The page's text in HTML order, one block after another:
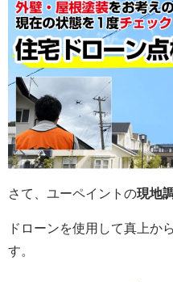
さて、ユーペイントの現地
ドローンを使用して真上か
す。